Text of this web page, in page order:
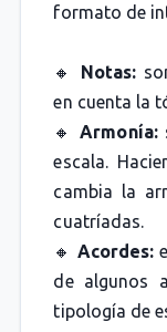
formato de
🔸 Notas:
en cuenta la
🔸Armonía:
escala.
cambia la
cuatríadas.
🔸 Acordes:
de algunos
tipología de